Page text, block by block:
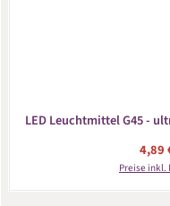
LED Leuchtmittel G45 -
4,89
Preise inkl.